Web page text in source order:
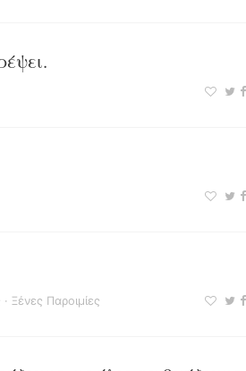
· Ξένες Παροιμίες